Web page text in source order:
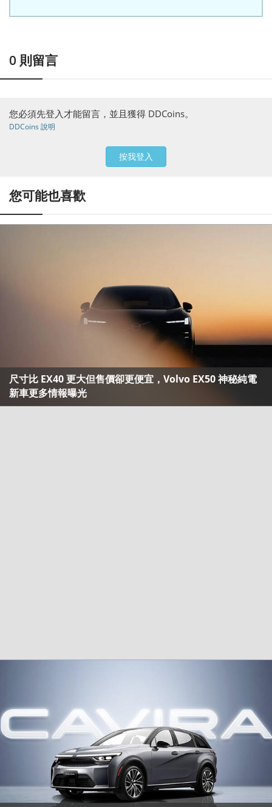
0 則留言
您必須先登入才能留言，並且獲得 DDCoins。
DDCoins 說明
按我登入
您可能也喜歡
尺寸比 EX40 更大但售價卻更便宜，Volvo EX50 神秘純電
新車更多情報曝光